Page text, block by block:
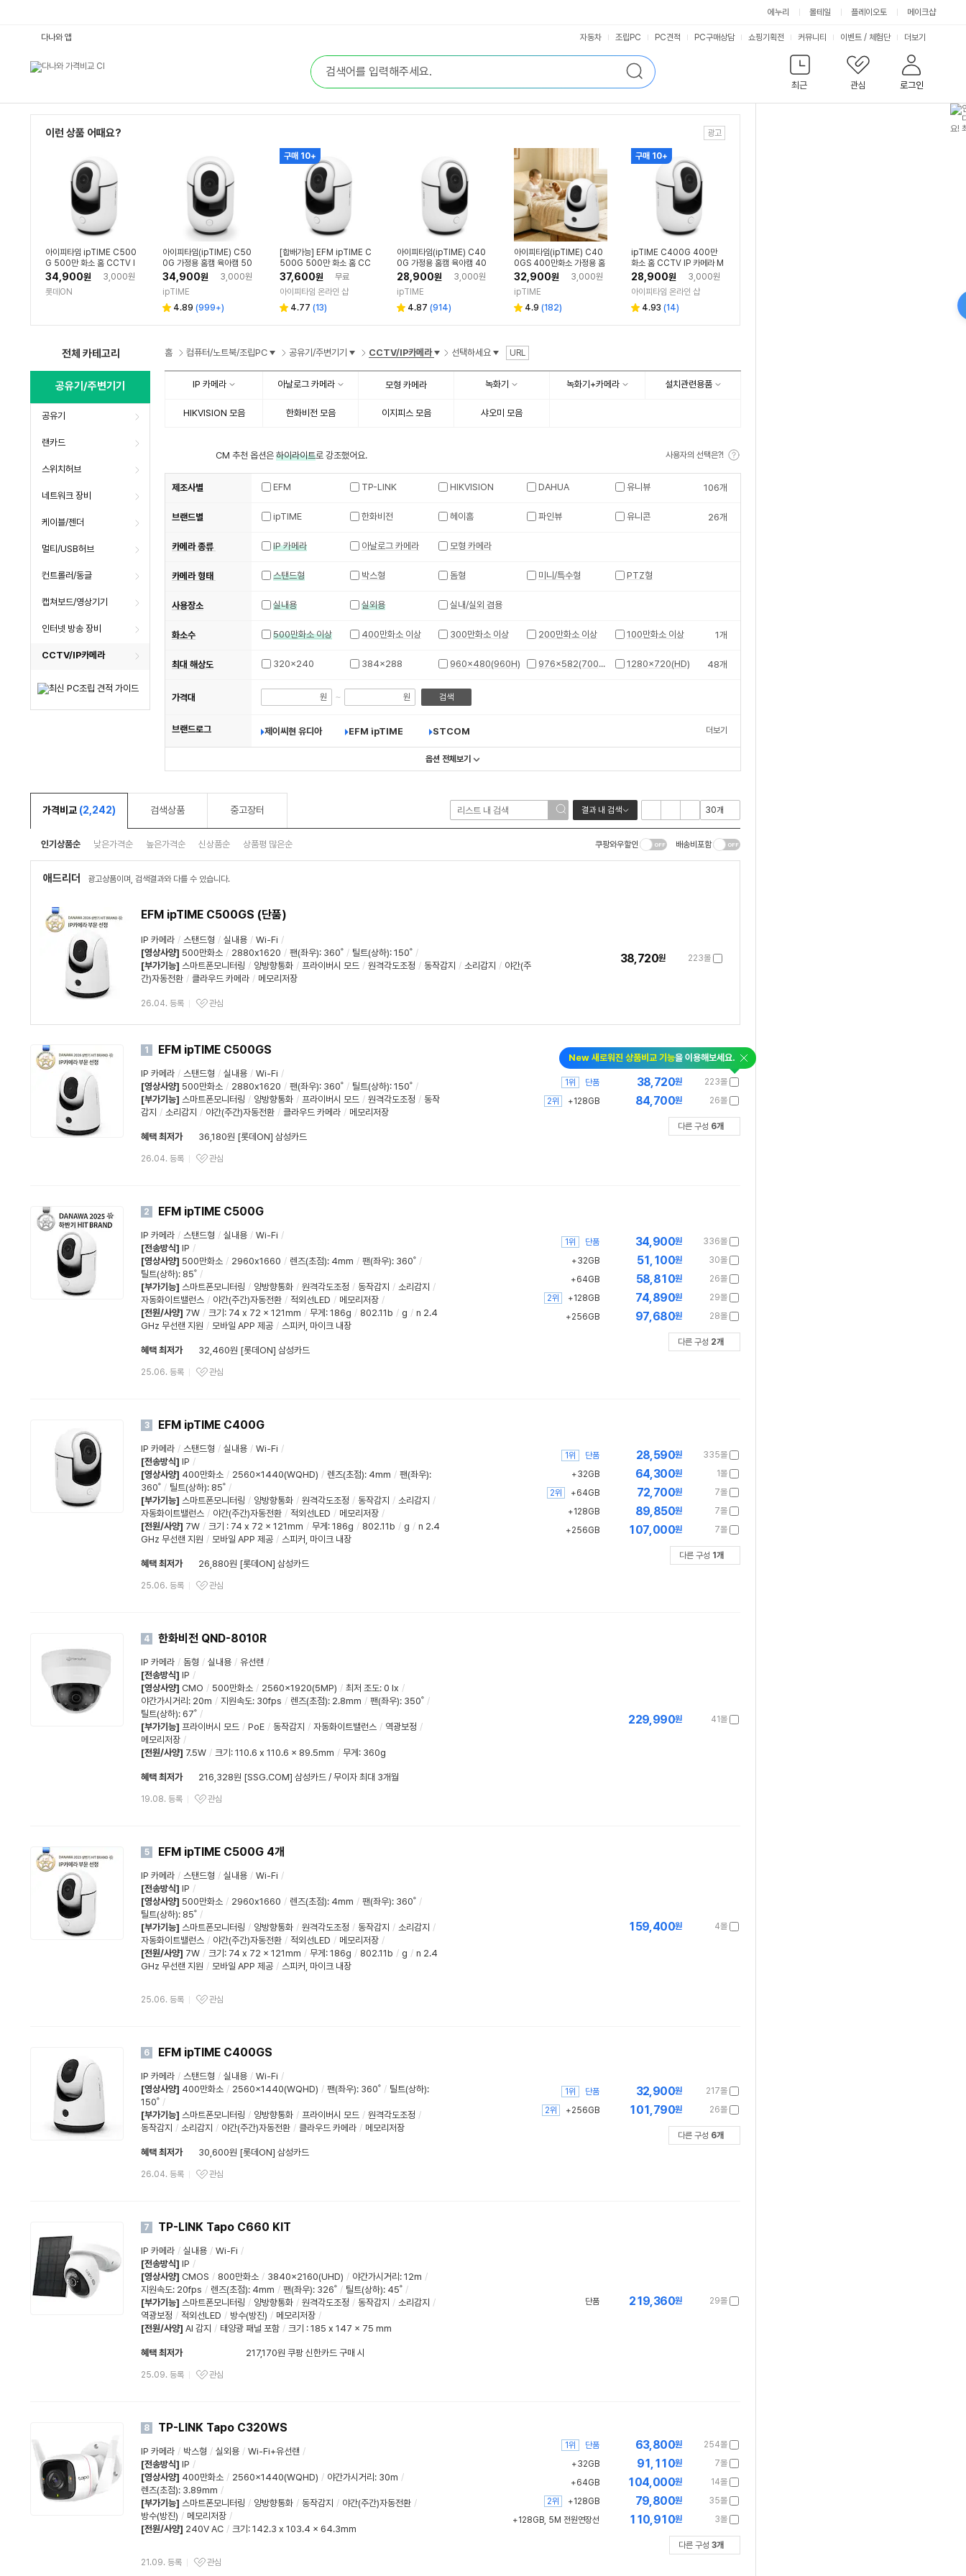
에누리 몰테일 플레이오토
메이크샵
합
검
색
검
색
최근
관심 로그인
다나와 앱 자동차 조립PC PC견적 PC구매상담 쇼핑기획전 커뮤니티 이벤트 / 체험단 서
비
스
더보기
이런 상품 어때요?
아이피타임 ipTIME C500
G 500만 화소 홈 CCTV I
P 카메라 Micro SD 카드 지
34,900원
3,000원
롯데ON
아이피타임(ipTIME) C50
0G 가정용 홈캠 육아캠 50
0만화소 국내 서버 홈CCT
34,900원
3,000원
ipTIME
별 4.89 리
(999+)
구매 10+
[합배가능] EFM ipTIME C
500G 500만 화소 홈 CC
TV IP 카메라
37,600원
무료
아이피타임 온라인 샵
별 4.77 리
(13)
아이피타임(ipTIME) C40
0G 가정용 홈캠 육아캠 40
0만화소 국내 서버 홈CCT
28,900원
3,000원
ipTIME
별 4.87 리
(914)
아이피타임(ipTIME) C40
0GS 400만화소 가정용 홈
캠 펫캠 베이비캠 국내 서버
홈CCTV
32,900원
3,000원
ipTIME
별 4.9 리
(182)
구매 10+
ipTIME C400G 400만
화소 홈 CCTV IP 카메라 M
icro SD 카드 지원
28,900원
3,000원
아이피타임 온라인 샵
별 4.93 리
(14)
전체 카테고리
공유기/주변기기
공유기
랜카드
스위치허브
네트워크 장비
케이블/젠더
멀티/USB허브
컨트롤러/동글
캡쳐보드/영상기기
인터넷 방송 장비
CCTV/IP카메라
홈 컴퓨터/노트북/조립PC 공유기/주변기기 CCTV/IP카메라 선택하세요 URL
IP 카메라 아날로그 카메라 모형 카메라 녹화기 녹화기+카메라 설치관련용품
HIKVISION 모음 한화비전 모음 이지피스 모음 샤오미 모음
CM 추천 옵션은 하이라이트로 강조했어요. 사용자의 선택은?!
제조사별 EFM TP-LINK HIKVISION DAHUA 유니뷰 106개
브랜드별 ipTIME 한화비전 헤이홈 파인뷰 유니콘 26개
카메라 종류 IP 카메라 아날로그 카메라 모형 카메라
카메라 형태 스탠드형 박스형 돔형 미니/특수형 PTZ형
사용장소 실내용 실외용 실내/실외 겸용
화소수 500만화소 이상 400만화소 이상 300만화소 이상 200만화소 이상 100만화소 이상 1개
최대 해상도 320x240 384x288 960x480(960H) 976x582(700TVL) 1280x720(HD) 48개
가격대 원 ~ 원 검색
브랜드로그 더보기
제이씨현 유디아 EFM ipTIME STCOM
옵션 전체보기
가격비교 (2,242) 검색상품 중고장터 결과 내 검색
인기상품순 낮은가격순 높은가격순 신상품순 상품평 많은순 쿠팡와우할인 배송비포함
애드리더 광고상품이며, 검색결과와 다를 수 있습니다.
EFM ipTIME C500GS (단품)
IP 카메라 / 스탠드형 / 실내용 / Wi-Fi /
[영상사양] 500만화소 / 2880x1620 / 팬(좌우): 360˚ / 틸트(상하): 150˚ /
[부가기능] 스마트폰모니터링 / 양방향통화 / 프라이버시 모드 / 원격각도조정 / 동작감지 / 소리감지 / 야간(주
간)자동전환 / 클라우드 카메라 / 메모리저장
26.04. 등록 관심
223몰
38,720원
1 EFM ipTIME C500GS
IP 카메라 / 스탠드형 / 실내용 / Wi-Fi /
[영상사양] 500만화소 / 2880x1620 / 팬(좌우): 360˚ / 틸트(상하): 150˚ /
[부가기능] 스마트폰모니터링 / 양방향통화 / 프라이버시 모드 / 원격각도조정 / 동작
감지 / 소리감지 / 야간(주간)자동전환 / 클라우드 카메라 / 메모리저장
혜택 최저가 36,180원 [롯데ON] 삼성카드
26.04. 등록 관심
New 새로워진 상품비교 기능을 이용해보세요. 닫
기
223몰
38,720원
1위
단품
26몰
84,700원
2위 +128GB
다른 구성 6개
2 EFM ipTIME C500G
IP 카메라 / 스탠드형 / 실내용 / Wi-Fi /
[전송방식] IP /
[영상사양] 500만화소 / 2960x1660 / 렌즈(초점): 4mm / 팬(좌우): 360˚ /
틸트(상하): 85˚ /
[부가기능] 스마트폰모니터링 / 양방향통화 / 원격각도조정 / 동작감지 / 소리감지 /
자동화이트밸런스 / 야간(주간)자동전환 / 적외선LED / 메모리저장 /
[전원/사양] 7W / 크기: 74 x 72 x 121mm / 무게: 186g / 802.11b / g / n 2.4
GHz 무선랜 지원 / 모바일 APP 제공 / 스피커, 마이크 내장
혜택 최저가 32,460원 [롯데ON] 삼성카드
25.06. 등록 관심
336몰
34,900원
1위
단품
30몰
51,100원
+32GB
26몰
58,810원
+64GB
29몰
74,890원
2위
+128GB
28몰
97,680원
+256GB
다른 구성 2개
3 EFM ipTIME C400G
IP 카메라 / 스탠드형 / 실내용 / Wi-Fi /
[전송방식] IP /
[영상사양] 400만화소 / 2560x1440(WQHD) / 렌즈(초점): 4mm / 팬(좌우):
360˚ / 틸트(상하): 85˚ /
[부가기능] 스마트폰모니터링 / 양방향통화 / 원격각도조정 / 동작감지 / 소리감지 /
자동화이트밸런스 / 야간(주간)자동전환 / 적외선LED / 메모리저장 /
[전원/사양] 7W / 크기 : 74 x 72 x 121mm / 무게: 186g / 802.11b / g / n 2.4
GHz 무선랜 지원 / 모바일 APP 제공 / 스피커, 마이크 내장
혜택 최저가 26,880원 [롯데ON] 삼성카드
25.06. 등록 관심
335몰
28,590원
1위
단품
1몰
64,300원
+32GB
7몰
72,700원
2위
+64GB
7몰
89,850원
+128GB
7몰
107,000원
+256GB
다른 구성 1 개
4 한화비전 QND-8010R
IP 카메라 / 돔형 / 실내용 / 유선랜 /
[전송방식] IP /
[영상사양] CMO / 500만화소 / 2560x1920(5MP) / 최저 조도: 0 lx /
야간가시거리 : 20m / 지원속도: 30fps / 렌즈(초점): 2.8mm / 팬(좌우): 350˚ /
틸트(상하): 67˚ /
[부가기능] 프라이버시 모드 / PoE / 동작감지 / 자동화이트밸런스 / 역광보정 /
메모리저장 /
[전원/사양] 7.5W / 크기: 110.6 x 110.6 x 89.5mm / 무게: 360g
혜택 최저가 216,328원 [SSG.COM] 삼성카드 / 무이자 최대 3개월
19.08. 등록 관심
41몰
229,990원
5 EFM ipTIME C500G 4개
IP 카메라 / 스탠드형 / 실내용 / Wi-Fi /
[전송방식] IP /
[영상사양] 500만화소 / 2960x1660 / 렌즈(초점): 4mm / 팬(좌우): 360˚ /
틸트(상하): 85˚ /
[부가기능] 스마트폰모니터링 / 양방향통화 / 원격각도조정 / 동작감지 / 소리감지 /
자동화이트밸런스 / 야간(주간)자동전환 / 적외선LED / 메모리저장 /
[전원/사양] 7W / 크기: 74 x 72 x 121mm / 무게: 186g / 802.11b / g / n 2.4
GHz 무선랜 지원 / 모바일 APP 제공 / 스피커, 마이크 내장
25.06. 등록 관심
4몰
159,400원
6 EFM ipTIME C400GS
IP 카메라 / 스탠드형 / 실내용 / Wi-Fi /
[영상사양] 400만화소 / 2560x1440(WQHD) / 팬(좌우): 360˚ / 틸트(상하):
150˚ /
[부가기능] 스마트폰모니터링 / 양방향통화 / 프라이버시 모드 / 원격각도조정 /
동작감지 / 소리감지 / 야간(주간)자동전환 / 클라우드 카메라 / 메모리저장
혜택 최저가 30,600원 [롯데ON] 삼성카드
26.04. 등록 관심
217몰
32,900원
1위
단품
26몰
101,790원
2위 +256GB
다른 구성 6개
7 TP-LINK Tapo C660 KIT
IP 카메라 / 실내용 / Wi-Fi /
[전송방식] IP /
[영상사양] CMOS / 800만화소 / 3840x2160(UHD) / 야간가시거리 : 12m /
지원속도: 20fps / 렌즈(초점): 4mm / 팬(좌우): 326˚ / 틸트(상하): 45˚ /
[부가기능] 스마트폰모니터링 / 양방향통화 / 원격각도조정 / 동작감지 / 소리감지 /
역광보정 / 적외선LED / 방수(방진) / 메모리저장 /
[전원/사양] AI 감지 / 태양광 패널 포함 / 크기 : 185 x 147 x 75 mm
혜택 최저가 217,170원 쿠팡 신한카드 구매 시
25.09. 등록 관심
29몰
219,360원
단품
8 TP-LINK Tapo C320WS
IP 카메라 / 박스형 / 실외용 / Wi-Fi+유선랜 /
[전송방식] IP /
[영상사양] 400만화소 / 2560x1440(WQHD) / 야간가시거리 : 30m /
렌즈(초점): 3.89mm /
[부가기능] 스마트폰모니터링 / 양방향통화 / 동작감지 / 야간(주간)자동전환 /
방수(방진) / 메모리저장 /
[전원/사양] 240V AC / 크기: 142.3 x 103.4 x 64.3mm
21.09. 등록 관심
254몰
63,800원
1위
단품
7몰
91,110원
+32GB
14몰
104,000원
+64GB
35몰
79,800원
2위
+128GB
3몰
110,910원
+128GB, 5M 전원연장선
다른 구성 3개